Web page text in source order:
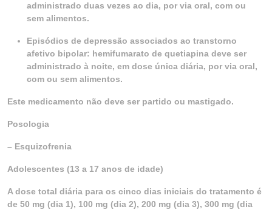
administrado duas vezes ao dia, por via oral, com ou
sem alimentos.
Episódios de depressão associados ao transtorno
afetivo bipolar: hemifumarato de quetiapina deve ser
administrado à noite, em dose única diária, por via oral,
com ou sem alimentos.
Este medicamento não deve ser partido ou mastigado.
Posologia
– Esquizofrenia
Adolescentes (13 a 17 anos de idade)
A dose total diária para os cinco dias iniciais do tratamento é
de 50 mg (dia 1), 100 mg (dia 2), 200 mg (dia 3), 300 mg (dia